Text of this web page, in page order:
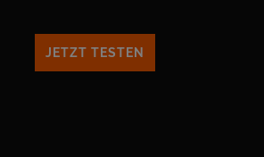
JETZT TESTEN